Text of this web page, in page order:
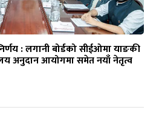
: लगानी बोर्डको सीईओमा याङकी
अनुदान आयोगमा समेत नयाँ नेतृत्व